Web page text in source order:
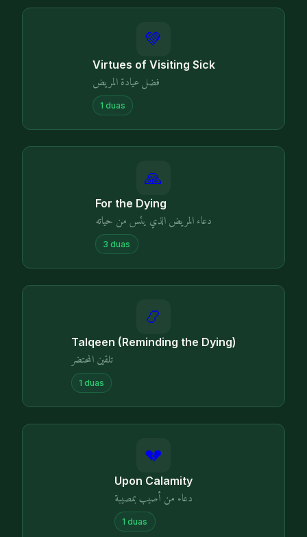
💚
Virtues of Visiting Sick
فضل عيادة المريض
1 duas
🙏
For the Dying
دعاء المريض الذي يئس من حياته
3 duas
📿
Talqeen (Reminding the Dying)
تلقين المحتضر
1 duas
💔
Upon Calamity
دعاء من أصيب بمصيبة
1 duas